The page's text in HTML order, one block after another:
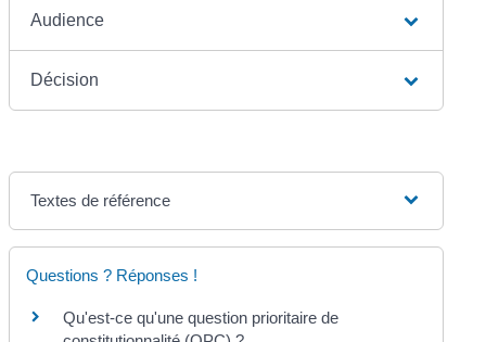
Audience
Décision
Textes de référence
Questions ? Réponses !
Qu'est-ce qu'une question prioritaire de